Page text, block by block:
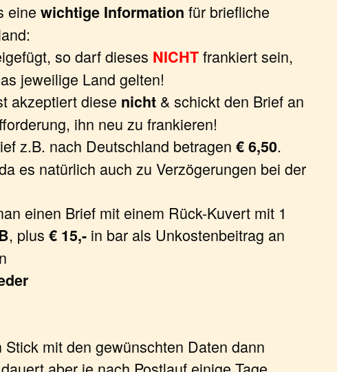
eine wichtige Information für briefliche
so darf dieses NICHTfrankiert sein,
jeweilige Land gelten!
akzeptiert diese nicht & schickt den Brief an
ihn neu zu frankieren!
z.B. nach Deutschland betragen € 6,50.
es natürlich auch zu Verzögerungen bei der
einen Brief mit einem Rück-Kuvert mit 1
, plus € 15,- in bar als Unkostenbeitrag an
mit den gewünschten Daten dann